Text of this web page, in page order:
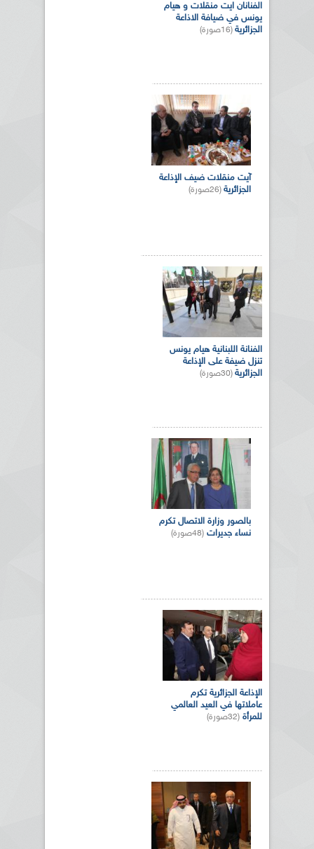
الفنانان ايت منقلات و هيام
يونس في ضيافة الاذاعة
الجزائرية (16صورة)
آيت منقلات ضيف الإذاعة
الجزائرية (26صورة)
الفنانة اللبنانية هيام يونس
تنزل ضيفة على الإذاعة
الجزائرية (30صورة)
بالصور وزارة الاتصال تكرم
نساء جديرات (48صورة)
الإذاعة الجزائرية تكرم
عاملاتها في العيد العالمي
للمرأة (32صورة)